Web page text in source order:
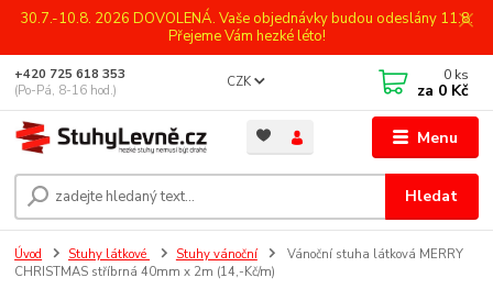
30.7.-10.8. 2026 DOVOLENÁ. Vaše objednávky budou odeslány 11.8.
Přejeme Vám hezké léto!
Menu
CZK
Hledat
+420 725 618 353
(Po-Pá, 8-16 hod.)
0 ks
za 0 Kč
Úvod Stuhy látkové Stuhy vánoční
Vánoční stuha látková MERRY
CHRISTMAS stříbrná 40mm x 2m (14,-Kč/m)